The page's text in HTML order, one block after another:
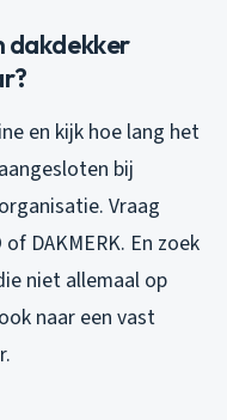
dakdekker
en kijk hoe lang het
bij
Vraag
DAKMERK. En zoek
niet allemaal op
naar een vast